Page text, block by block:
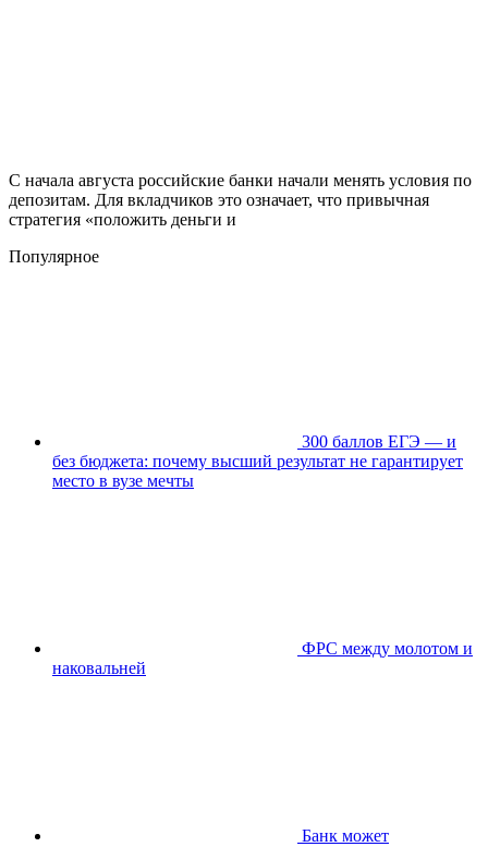
С начала августа российские банки начали менять условия по
депозитам. Для вкладчиков это означает, что привычная
стратегия «положить деньги и
Популярное
300 баллов ЕГЭ — и
без бюджета: почему высший результат не гарантирует
место в вузе мечты
ФРС между молотом и
наковальней
Банк может